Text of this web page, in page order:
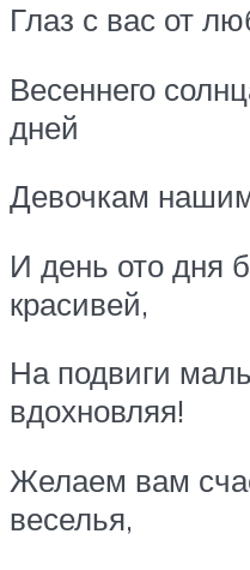
Глаз с вас от
Весеннего
дней
Девочкам
И день ото дня
красивей,
На подвиги
вдохновляя!
Желаем вам
веселья,